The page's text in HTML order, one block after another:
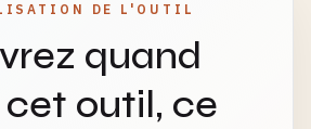
DE L'OUTIL
quand
outil, ce